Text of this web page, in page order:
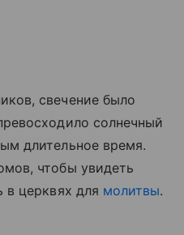
свечение было
солнечный
длительное время.
чтобы увидеть
в церквях для молитвы.